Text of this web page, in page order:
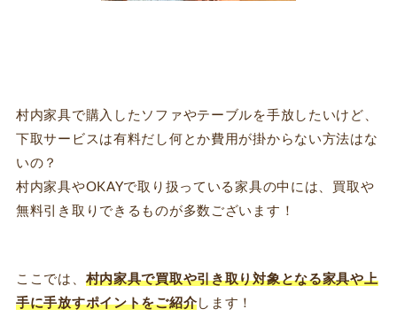
村内家具で購入したソファやテーブルを手放したいけど、
下取サービスは有料だし何とか費用が掛からない方法はな
いの？
村内家具やOKAYで取り扱っている家具の中には、買取や
無料引き取りできるものが多数ございます！
ここでは、村内家具で買取や引き取り対象となる家具や上
手に手放すポイントをご紹介します！